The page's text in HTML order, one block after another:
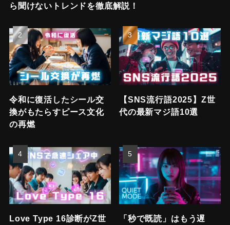
ら聞けないトレンドを徹底解説！
令和に復活したシール交
換がもたらすピース文化
の再燃
【SNS流行語2025】Z世
代の最新マジ語10選
Love Type 16診断がZ世 「秒で既読」はもう遅